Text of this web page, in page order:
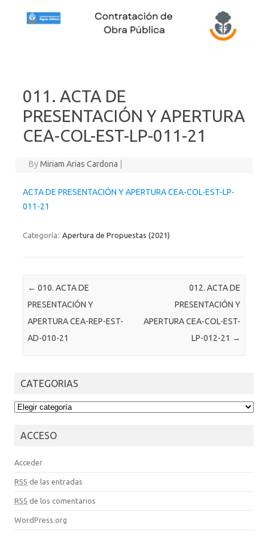
011. ACTA DE
PRESENTACIÓN Y APERTURA
CEA-COL-EST-LP-011-21
ByMiriam Arias Cardona
ACTA DE PRESENTACIÓN Y APERTURA CEA-COL-EST-LP-
011-21
Categoría: Apertura de Propuestas (2021)
Post navigation
← 010. ACTA DE
PRESENTACIÓN Y
APERTURA CEA-REP-EST-
AD-010-21
012. ACTA DE
PRESENTACIÓN Y
APERTURA CEA-COL-EST-
LP-012-21 →
CATEGORIAS
CATEGORIAS
ACCESO
Acceder
RSS de las entradas
RSS de los comentarios
WordPress.org